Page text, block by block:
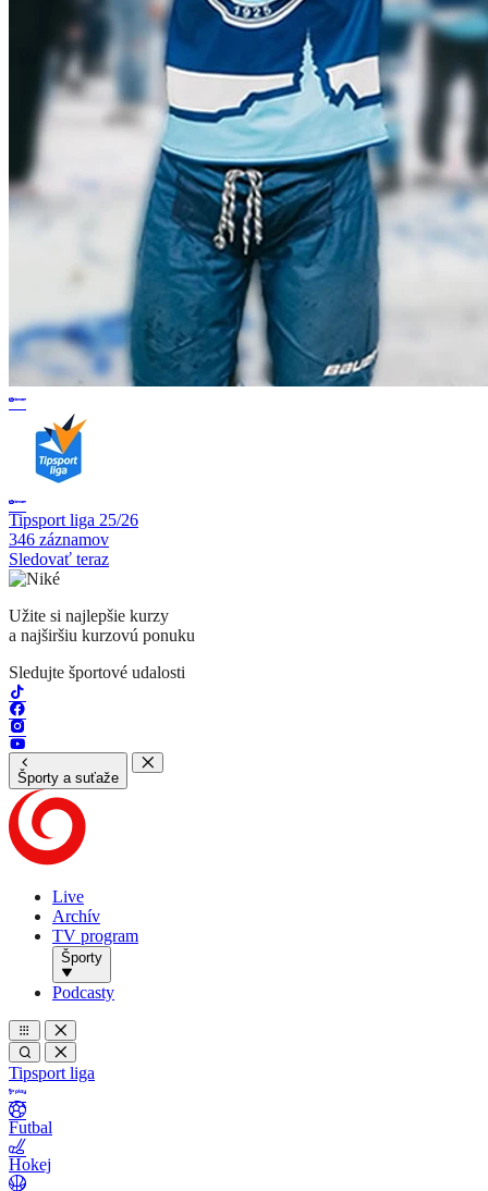
Tipsport liga 25/26
346 záznamov
Sledovať teraz
Užite si najlepšie kurzy
a najširšiu kurzovú ponuku
Sledujte športové udalosti
Športy a suťaže
Live
Archív
TV program
Športy
Podcasty
Tipsport liga
Futbal
Hokej